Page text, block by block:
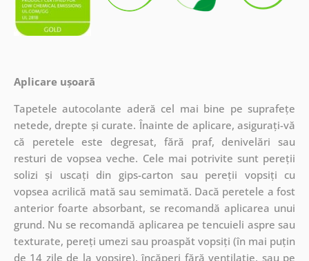
Aplicare ușoară
Tapetele autocolante aderă cel mai bine pe suprafețe
netede, drepte și curate. Înainte de aplicare, asigurați-vă
că peretele este degresat, fără praf, denivelări sau
resturi de vopsea veche. Cele mai potrivite sunt pereții
solizi și uscați din gips-carton sau pereții vopsiți cu
vopsea acrilică mată sau semimată. Dacă peretele a fost
anterior foarte absorbant, se recomandă aplicarea unui
grund. Nu se recomandă aplicarea pe tencuieli aspre sau
texturate, pereți umezi sau proaspăt vopsiți (în mai puțin
de 14 zile de la vopsire), încăperi fără ventilație, sau pe